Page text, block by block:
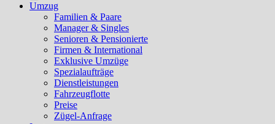
Umzug
Familien & Paare
Manager & Singles
Senioren & Pensionierte
Firmen & International
Exklusive Umzüge
Spezialaufträge
Dienstleistungen
Fahrzeugflotte
Preise
Zügel-Anfrage